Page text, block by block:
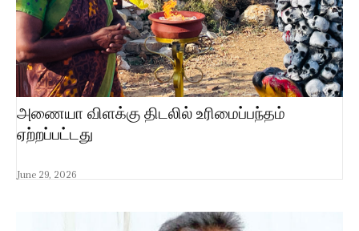
அணையா விளக்கு திடலில் உரிமைப்பந்தம்
ஏற்றப்பட்டது
June 29, 2026